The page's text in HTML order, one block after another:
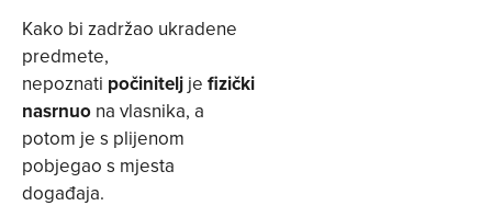
Kako bi zadržao ukradene
predmete,
nepoznati počinitelj je fizički
nasrnuo na vlasnika, a
potom je s plijenom
pobjegao s mjesta
događaja.